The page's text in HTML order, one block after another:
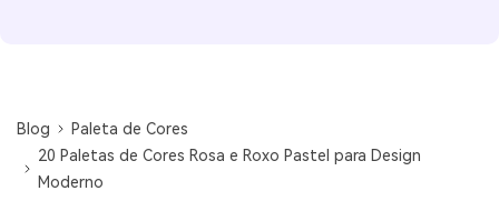
Blog
Paleta de Cores
20 Paletas de Cores Rosa e Roxo Pastel para Design
Moderno